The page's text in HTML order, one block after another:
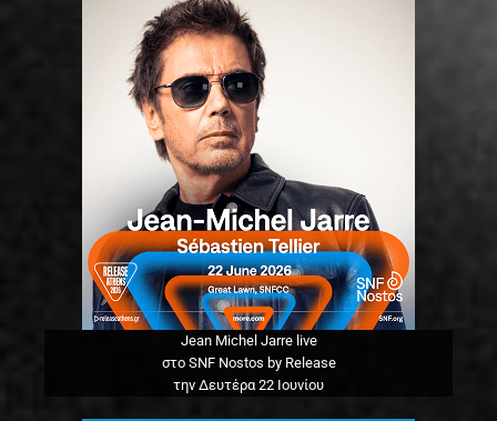
Jean Michel Jarre live
στο SNF Nostos by Release
την Δευτέρα 22 Ιουνίου